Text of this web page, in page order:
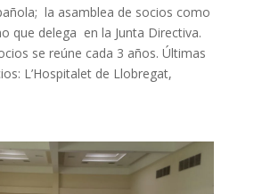
la asamblea de socios como
que delega en la Junta Directiva.
se reúne cada 3 años. Últimas
L’Hospitalet de Llobregat,